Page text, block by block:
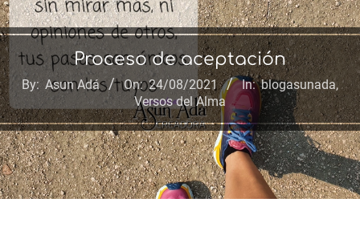
Proceso de aceptación
By: Asun Adá On: 24/08/2021 In: blogasunada,
Versos del Alma